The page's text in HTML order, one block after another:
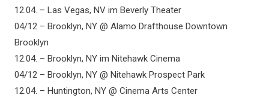
12.04. – Las Vegas, NV im Beverly Theater
04/12 – Brooklyn, NY @ Alamo Drafthouse Downtown
Brooklyn
12.04. – Brooklyn, NY im Nitehawk Cinema
04/12 – Brooklyn, NY @ Nitehawk Prospect Park
12.04. – Huntington, NY @ Cinema Arts Center